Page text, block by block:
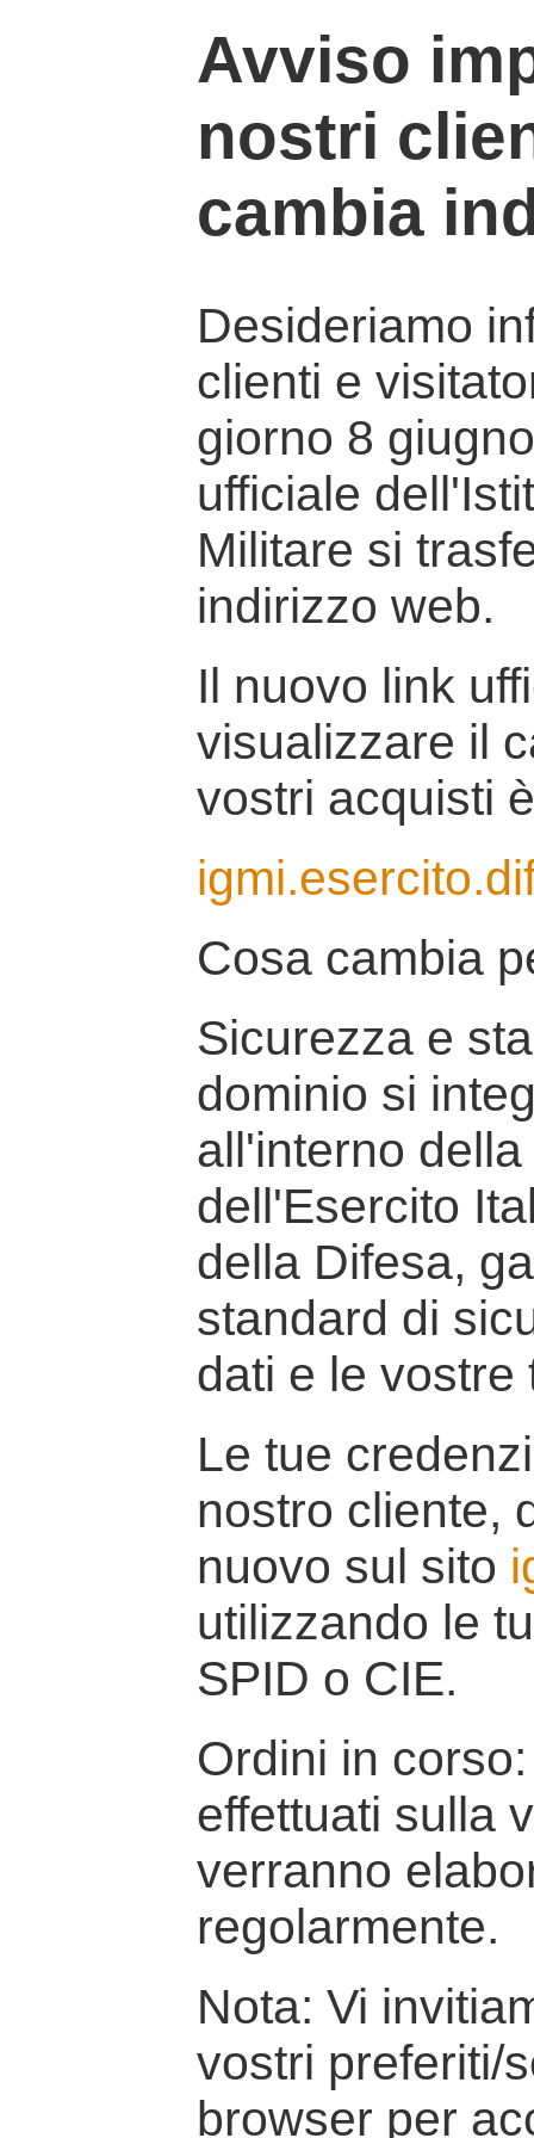
Avviso
nostri
cambia
Desideriamo
clienti e
giorno 8
ufficiale
Militare si
indirizzo web.
Il nuovo link
visualizzare il
vostri acquisti
Cosa cambia
Sicurezza e
dominio si
all'interno
dell'Esercito
della Difesa,
standard di
dati e le vostre
Le tue
nostro cliente,
nuovo sul sito
utilizzando le
SPID o CIE.
Ordini in
effettuati sulla
verranno
regolarmente.
Nota: Vi
vostri preferiti/
browser per